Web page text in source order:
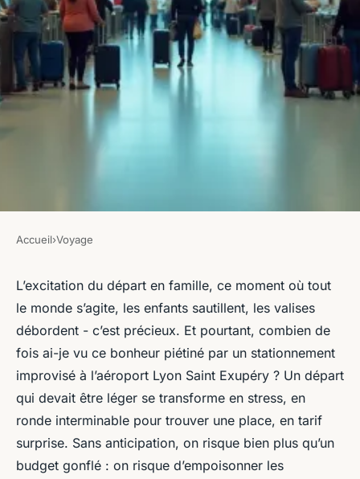
VOYAGE
Comment réserver un parking
à l'aéroport Lyon Saint
Exupéry ?
Adalric•20/04/2026 14:08•9 min de lecture
Accueil›Voyage
L’excitation du départ en famille, ce moment où tout
le monde s’agite, les enfants sautillent, les valises
débordent - c’est précieux. Et pourtant, combien de
fois ai-je vu ce bonheur piétiné par un stationnement
improvisé à l’aéroport Lyon Saint Exupéry ? Un départ
qui devait être léger se transforme en stress, en
ronde interminable pour trouver une place, en tarif
surprise. Sans anticipation, on risque bien plus qu’un
budget gonflé : on risque d’empoisonner les